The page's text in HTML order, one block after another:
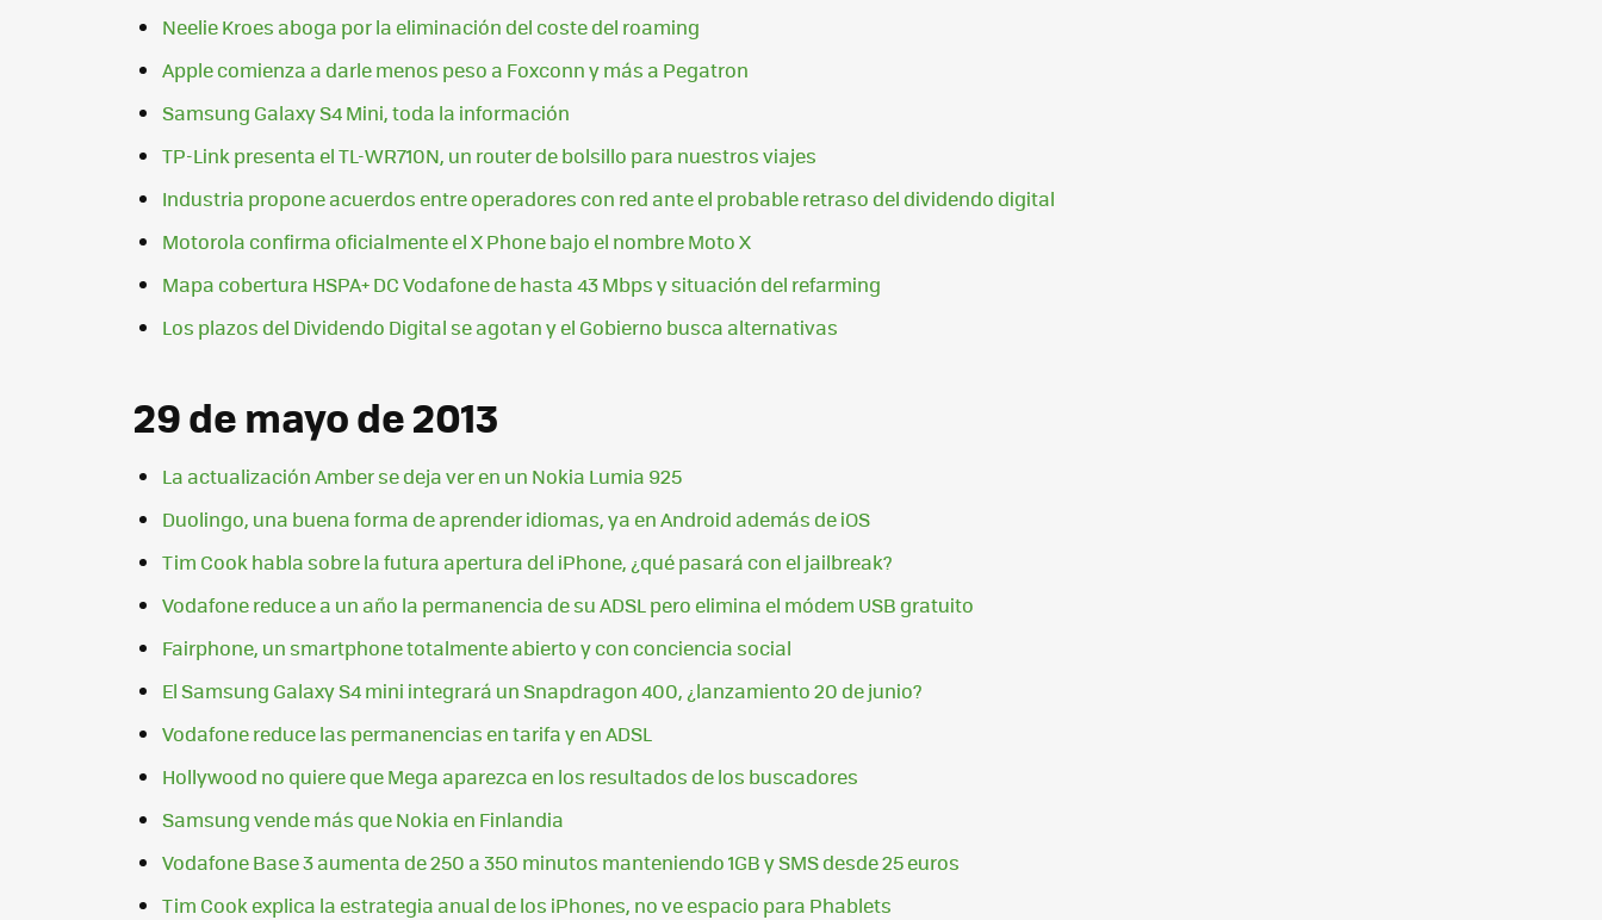
Neelie Kroes aboga por la eliminación del coste del roaming
Apple comienza a darle menos peso a Foxconn y más a Pegatron
Samsung Galaxy S4 Mini, toda la información
TP-Link presenta el TL-WR710N, un router de bolsillo para nuestros viajes
Industria propone acuerdos entre operadores con red ante el probable retraso del dividendo digital
Motorola confirma oficialmente el X Phone bajo el nombre Moto X
Mapa cobertura HSPA+ DC Vodafone de hasta 43 Mbps y situación del refarming
Los plazos del Dividendo Digital se agotan y el Gobierno busca alternativas
29 de mayo de 2013
La actualización Amber se deja ver en un Nokia Lumia 925
Duolingo, una buena forma de aprender idiomas, ya en Android además de iOS
Tim Cook habla sobre la futura apertura del iPhone, ¿qué pasará con el jailbreak?
Vodafone reduce a un año la permanencia de su ADSL pero elimina el módem USB gratuito
Fairphone, un smartphone totalmente abierto y con conciencia social
El Samsung Galaxy S4 mini integrará un Snapdragon 400, ¿lanzamiento 20 de junio?
Vodafone reduce las permanencias en tarifa y en ADSL
Hollywood no quiere que Mega aparezca en los resultados de los buscadores
Samsung vende más que Nokia en Finlandia
Vodafone Base 3 aumenta de 250 a 350 minutos manteniendo 1GB y SMS desde 25 euros
Tim Cook explica la estrategia anual de los iPhones, no ve espacio para Phablets